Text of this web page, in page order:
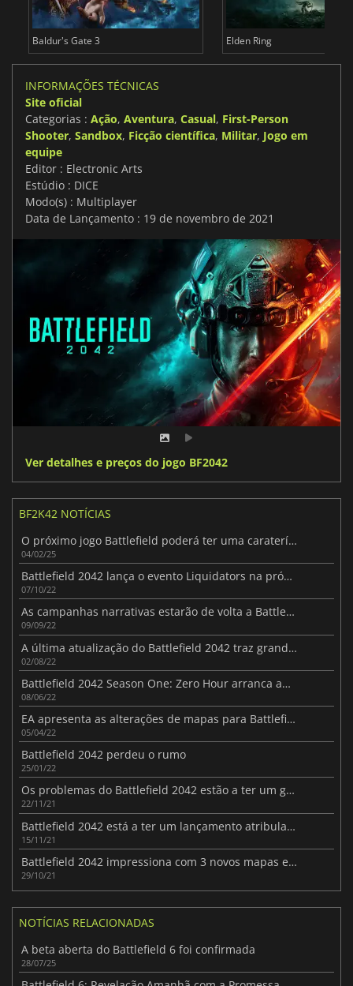
Baldur's Gate 3 Elden Ring
INFORMAÇÕES TÉCNICAS
Site oficial
Categorias : Ação, Aventura, Casual, First-Person
Shooter, Sandbox, Ficção científica, Militar, Jogo em
equipe
Editor : Electronic Arts
Estúdio : DICE
Modo(s) : Multiplayer
Data de Lançamento : 19 de novembro de 2021
Ver detalhes e preços do jogo BF2042
BF2K42 NOTÍCIAS
O próximo jogo Battlefield poderá ter uma caraterística importante do Battlefield 2042
04/02/25
Battlefield 2042 lança o evento Liquidators na próxima semana
07/10/22
As campanhas narrativas estarão de volta a Battlefield
09/09/22
A última atualização do Battlefield 2042 traz grandes mudanças
02/08/22
Battlefield 2042 Season One: Zero Hour arranca amanhã
08/06/22
EA apresenta as alterações de mapas para Battlefield 2042
05/04/22
Battlefield 2042 perdeu o rumo
25/01/22
Os problemas do Battlefield 2042 estão a ter um grande impacto
22/11/21
Battlefield 2042 está a ter um lançamento atribulado
15/11/21
Battlefield 2042 impressiona com 3 novos mapas enormes
29/10/21
NOTÍCIAS RELACIONADAS
A beta aberta do Battlefield 6 foi confirmada
28/07/25